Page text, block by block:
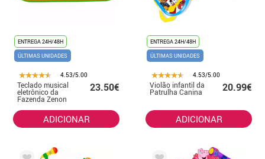
ENTREGA 24H/48H
ÚLTIMAS UNIDADES
4.53/5.00
Teclado musical
eletrônico da
Fazenda Zenon
23.50€
ADICIONAR
ENTREGA 24H/48H
ÚLTIMAS UNIDADES
4.53/5.00
Violão infantil da
Patrulha Canina 20.99€
ADICIONAR